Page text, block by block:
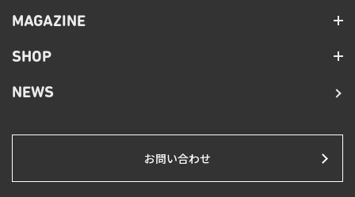
MAGAZINE
SHOP
NEWS
お問い合わせ